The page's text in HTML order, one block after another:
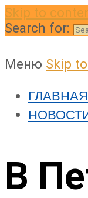
Skip to
Search for:
Меню Skip
ГЛАВНАЯ
В